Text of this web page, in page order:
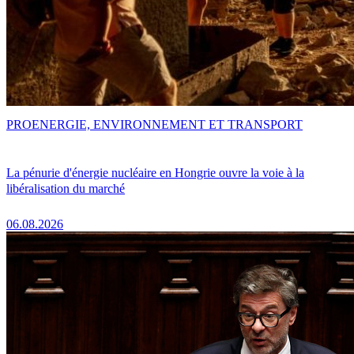
La pénurie d'énergie nucléaire en Hongrie ouvre la voie à la
libéralisation du marché
06.08.2026
PROENERGIE, ENVIRONNEMENT ET TRANSPORT